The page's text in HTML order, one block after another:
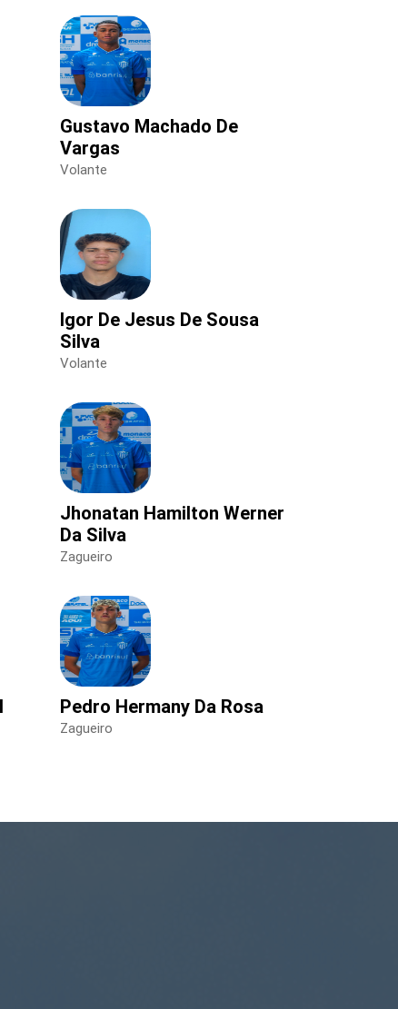
Gustavo Machado De
Vargas
Volante
Igor De Jesus De Sousa
Silva
Volante
Jhonatan Hamilton Werner
Da Silva
Zagueiro
Pedro Hermany Da Rosa
Zagueiro